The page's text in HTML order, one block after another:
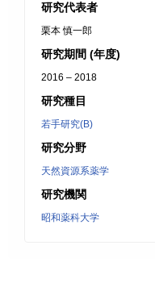
研究代表者
栗本 慎一郎
研究期間 (年度)
2016 – 2018
研究種目
若手研究(B)
研究分野
天然資源系薬学
研究機関
昭和薬科大学